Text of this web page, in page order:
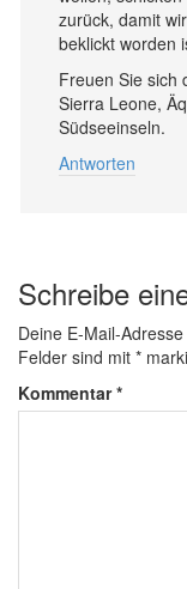
zurück, damit
beklickt worden
Freuen Sie sich
Sierra Leone,
Südseeinseln.
Antworten
Schreibe
Deine E-Mail-
Felder sind mit *
Kommentar*